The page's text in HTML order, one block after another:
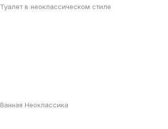
Туалет в неоклассическом стиле
Ванная Неоклассика